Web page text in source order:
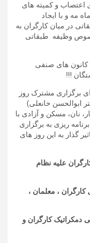
اعتصاب و کمیته های
مه و با ایجاد
در میان کارگران به
وظیفه طبقاتی
کانون های صنفی
!!!
برگزاری مشترک روز
ابوالحسن خانعلی)
نان، مسکن و آزادی با
ریزی به برگزاری
گذار به این روز های
علیه نظام
کارگران ، معلمان ،
دمکراتیک کارگران و